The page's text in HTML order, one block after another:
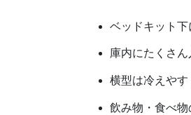
ベッドキット
庫内にたくさん
横型は冷えや
飲み物・食べ